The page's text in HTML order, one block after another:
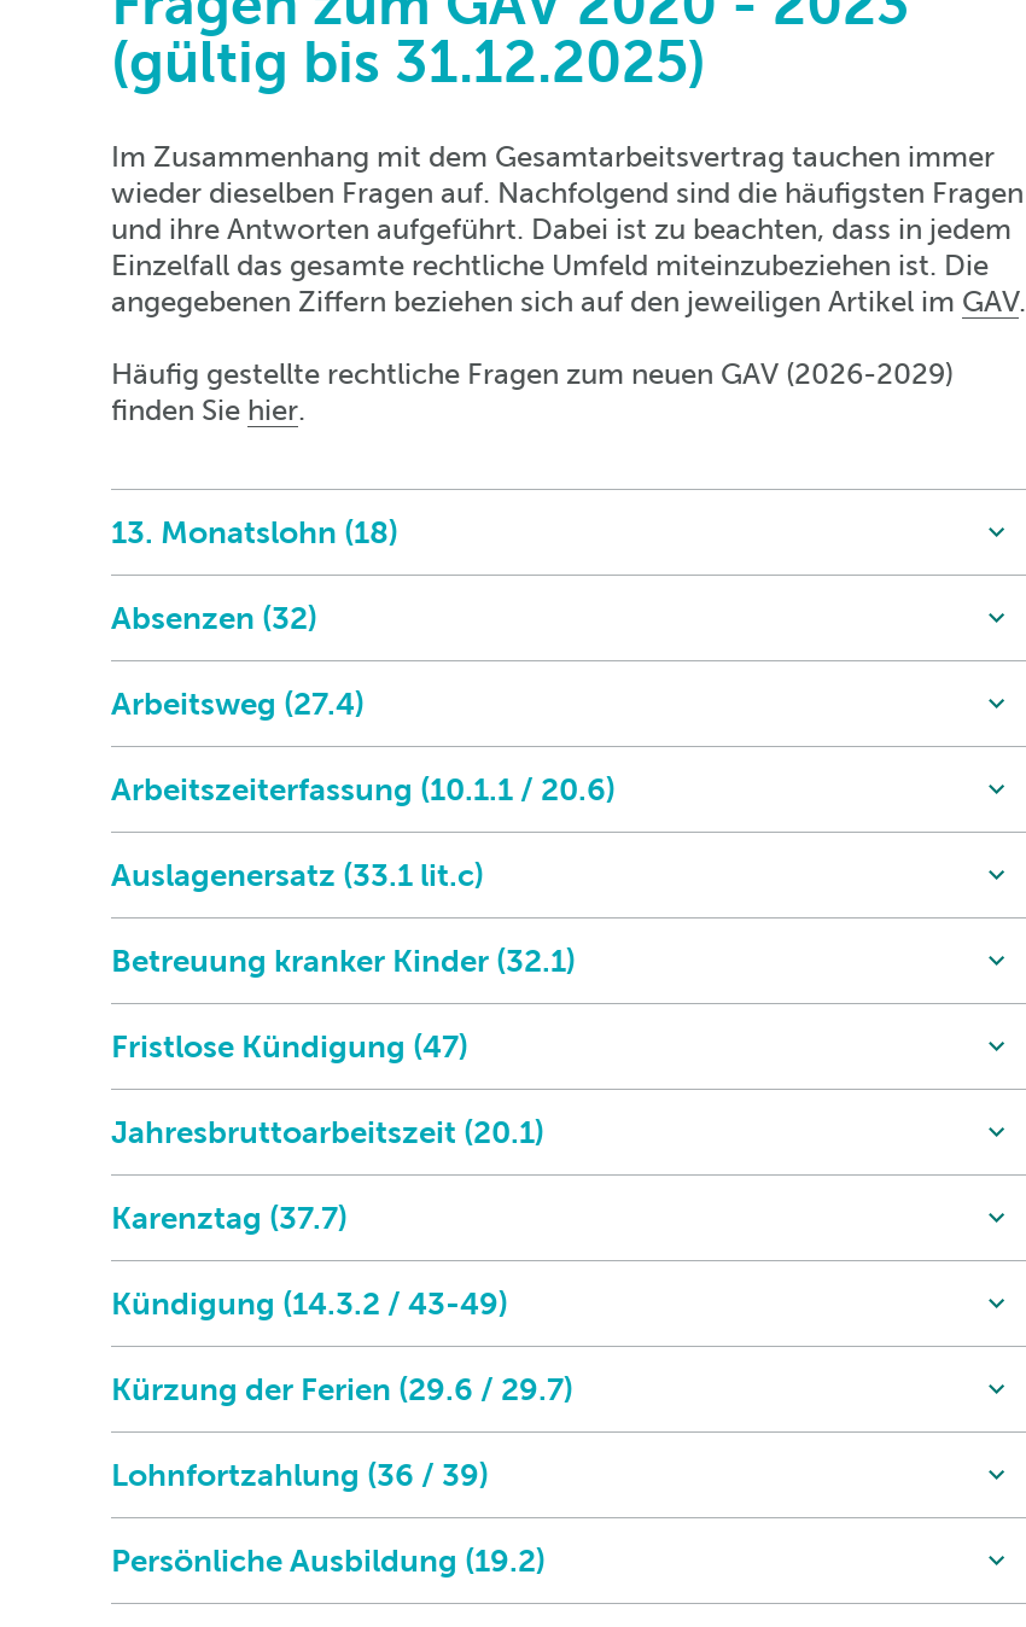
(gültig bis 31.12.2025)
Im Zusammenhang mit dem Gesamtarbeitsvertrag tauchen immer
wieder dieselben Fragen auf. Nachfolgend sind die häufigsten Fragen
und ihre Antworten aufgeführt. Dabei ist zu beachten, dass in jedem
Einzelfall das gesamte rechtliche Umfeld miteinzubeziehen ist. Die
angegebenen Ziffern beziehen sich auf den jeweiligen Artikel im GAV.
Häufig gestellte rechtliche Fragen zum neuen GAV (2026-2029)
finden Sie hier.
13. Monatslohn (18)
Absenzen (32)
Arbeitsweg (27.4)
Arbeitszeiterfassung (10.1.1 / 20.6)
Auslagenersatz (33.1 lit.c)
Betreuung kranker Kinder (32.1)
Fristlose Kündigung (47)
Jahresbruttoarbeitszeit (20.1)
Karenztag (37.7)
Kündigung (14.3.2 / 43-49)
Kürzung der Ferien (29.6 / 29.7)
Lohnfortzahlung (36 / 39)
Persönliche Ausbildung (19.2)